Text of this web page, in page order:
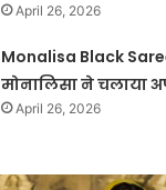
April 26, 2026
Monalisa Black
मोनालिसा ने चलाया
April 26, 2026